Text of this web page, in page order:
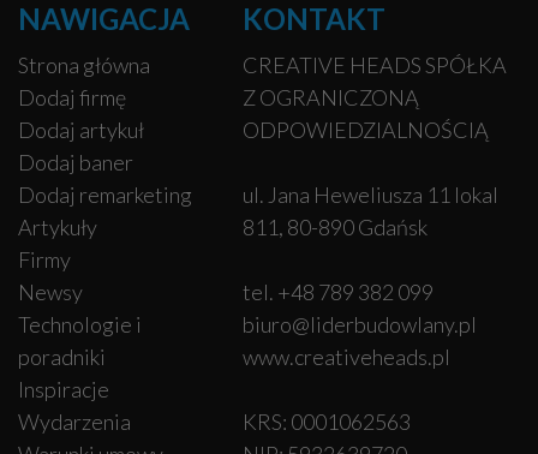
NAWIGACJA
Strona główna
Dodaj firmę
Dodaj artykuł
Dodaj baner
Dodaj remarketing
Artykuły
Firmy
Newsy
Technologie i
poradniki
Inspiracje
Wydarzenia
KONTAKT
CREATIVE HEADS SPÓŁKA
Z OGRANICZONĄ
ODPOWIEDZIALNOŚCIĄ
ul. Jana Heweliusza 11 lokal
811, 80-890 Gdańsk
tel. +48 789 382 099
biuro@liderbudowlany.pl
www.creativeheads.pl
KRS: 0001062563